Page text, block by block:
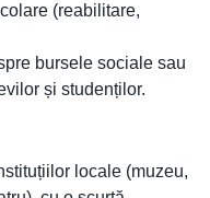
(reabilitare,
bursele sociale sau
și studenților.
locale (muzeu,